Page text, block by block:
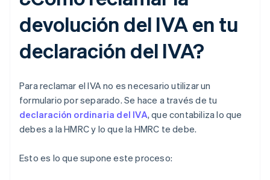
devolución del IVA en tu
declaración del IVA?
Para reclamar el IVA no es necesario utilizar un
formulario por separado. Se hace a través de tu
declaración ordinaria del IVA, que contabiliza lo que
debes a la HMRC y lo que la HMRC te debe.
Esto es lo que supone este proceso: